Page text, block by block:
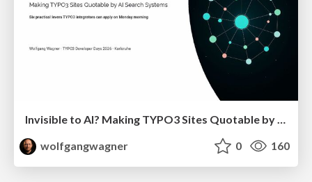
wolfgangwagner
0 160